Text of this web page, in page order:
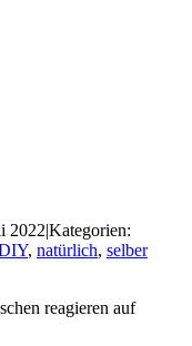
2022|Kategorien:
, natürlich, selber
reagieren auf